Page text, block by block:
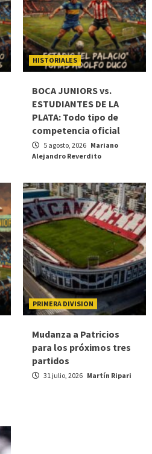
HISTORIALES
BOCA JUNIORS vs.
ESTUDIANTES DE LA
PLATA: Todo tipo de
competencia oficial
5 agosto, 2026 Mariano
Alejandro Reverdito
PRIMERA DIVISION
Mudanza a Patricios
para los próximos tres
partidos
31 julio, 2026 Martín Ripari